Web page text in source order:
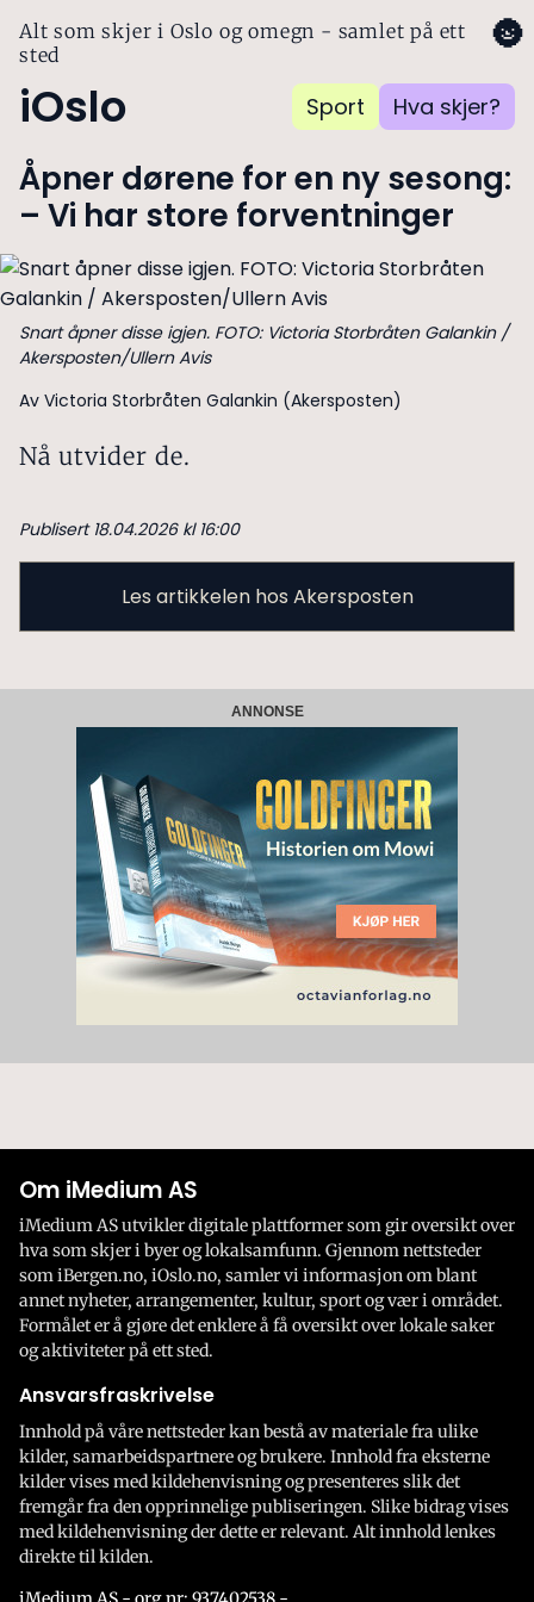
Alt som skjer i Oslo og omegn - samlet på ett
sted
iOslo Sport Hva skjer?
🌚
Åpner dørene for en ny sesong:
– Vi har store forventninger
Snart åpner disse igjen. FOTO: Victoria Storbråten Galankin /
Akersposten/Ullern Avis
Av Victoria Storbråten Galankin (Akersposten)
Nå utvider de.
Publisert 18.04.2026 kl 16:00
Les artikkelen hos Akersposten
ANNONSE
Om iMedium AS
iMedium AS utvikler digitale plattformer som gir oversikt over
hva som skjer i byer og lokalsamfunn. Gjennom nettsteder
som iBergen.no, iOslo.no, samler vi informasjon om blant
annet nyheter, arrangementer, kultur, sport og vær i området.
Formålet er å gjøre det enklere å få oversikt over lokale saker
og aktiviteter på ett sted.
Ansvarsfraskrivelse
Innhold på våre nettsteder kan bestå av materiale fra ulike
kilder, samarbeidspartnere og brukere. Innhold fra eksterne
kilder vises med kildehenvisning og presenteres slik det
fremgår fra den opprinnelige publiseringen. Slike bidrag vises
med kildehenvisning der dette er relevant. Alt innhold lenkes
direkte til kilden.